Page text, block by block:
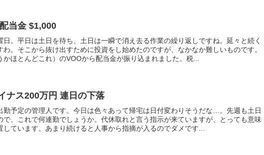
当金 $1,000
日。平日は土日を待ち、土日は一瞬で消え去る作業の繰り返しですね。延々と続く
わ。そこから抜け出すために投資をし始めたのですが、なかなか難しいものです。
かほとんどこれ）のVOOから配当金が振り込まれました。税...
ナス200万円 連日の下落
勤予定の管理人です。今日は色々あって帰宅は日付変わりそうだな…。先週も土日
で、これで何連勤でしょうか。代休取れと言う指示が来ていますが、とっても意味
しています。あまり続けると人事から指摘が入るのでダメです...